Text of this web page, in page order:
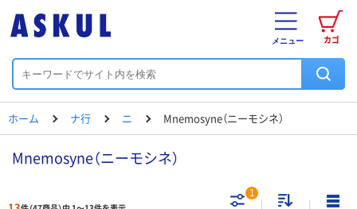
カゴ
メニュー
ホーム ナ行 ニ Mnemosyne（ニーモシネ）
Mnemosyne（ニーモシネ）
1